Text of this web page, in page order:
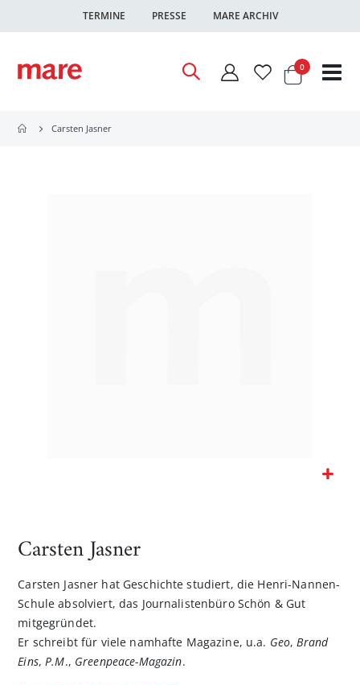
TERMINE PRESSE MARE ARCHIV
Warenkorb
0Artikel
Carsten Jasner
Bildgalerie
Carsten Jasner
Carsten Jasner hat Geschichte studiert, die Henri-Nannen-
Schule absolviert, das Journalistenbüro Schön & Gut
mitgegründet.
Er schreibt für viele namhafte Magazine, u.a. Geo, Brand
Eins, P.M., Greenpeace-Magazin.